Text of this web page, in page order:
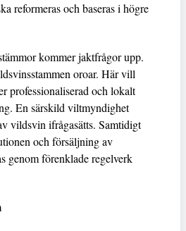
reformeras och baseras i högre
kommer jaktfrågor upp.
oroar. Här vill
professionaliserad och lokalt
En särskild viltmyndighet
vildsvin ifrågasätts. Samtidigt
och försäljning av
genom förenklade regelverk